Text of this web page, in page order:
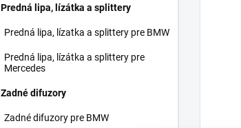
Predná lipa, lízátka a splittery
Predná lipa, lízatka a splittery pre BMW
Predná lipa, lízátka a splittery pre
Mercedes
Zadné difuzory
Zadné difuzory pre BMW